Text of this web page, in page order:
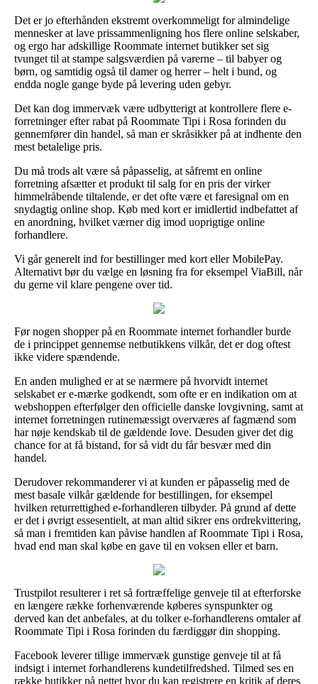
Det er jo efterhånden ekstremt overkommeligt for almindelige
mennesker at lave prissammenligning hos flere online selskaber,
og ergo har adskillige Roommate internet butikker set sig
tvunget til at stampe salgsværdien på varerne – til babyer og
børn, og samtidig også til damer og herrer – helt i bund, og
endda nogle gange byde på levering uden gebyr.
Det kan dog immervæk være udbytterigt at kontrollere flere e-
forretninger efter rabat på Roommate Tipi i Rosa forinden du
gennemfører din handel, så man er skråsikker på at indhente den
mest betalelige pris.
Du må trods alt være så påpasselig, at såfremt en online
forretning afsætter et produkt til salg for en pris der virker
himmelråbende tiltalende, er det ofte være et faresignal om en
snydagtig online shop. Køb med kort er imidlertid indbefattet af
en anordning, hvilket værner dig imod uoprigtige online
forhandlere.
Vi går generelt ind for bestillinger med kort eller MobilePay.
Alternativt bør du vælge en løsning fra for eksempel ViaBill, når
du gerne vil klare pengene over tid.
Før nogen shopper på en Roommate internet forhandler burde
de i princippet gennemse netbutikkens vilkår, det er dog oftest
ikke videre spændende.
En anden mulighed er at se nærmere på hvorvidt internet
selskabet er e-mærke godkendt, som ofte er en indikation om at
webshoppen efterfølger den officielle danske lovgivning, samt at
internet forretningen rutinemæssigt overværes af fagmænd som
har nøje kendskab til de gældende love. Desuden giver det dig
chance for at få bistand, for så vidt du får besvær med din
handel.
Derudover rekommanderer vi at kunden er påpasselig med de
mest basale vilkår gældende for bestillingen, for eksempel
hvilken returrettighed e-forhandleren tilbyder. På grund af dette
er det i øvrigt essesentielt, at man altid sikrer ens ordrekvittering,
så man i fremtiden kan påvise handlen af Roommate Tipi i Rosa,
hvad end man skal købe en gave til en voksen eller et barn.
Trustpilot resulterer i ret så fortræffelige genveje til at efterforske
en længere række forhenværende køberes synspunkter og
derved kan det anbefales, at du tolker e-forhandlerens omtaler af
Roommate Tipi i Rosa forinden du færdiggør din shopping.
Facebook leverer tillige immervæk gunstige genveje til at få
indsigt i internet forhandlerens kundetilfredshed. Tilmed ses en
række butikker på nettet hvor du kan registrere en kritik af deres